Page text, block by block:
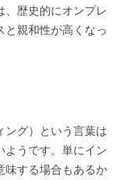
、歴史的にオンプレ
と親和性が高くなっ
ング）という言葉は
ようです。単にイン
味する場合もあるか